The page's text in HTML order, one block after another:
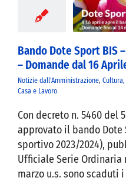
– Domande
Aprile al 14
Bando Dote Sport BIS
– Domande dal 16
Notizie dall'Amministrazione,
Casa e Lavoro
Con decreto n. 5460 del
approvato il bando Dote
sportivo 2023/2024),
Ufficiale Serie Ordinaria
marzo u.s. sono